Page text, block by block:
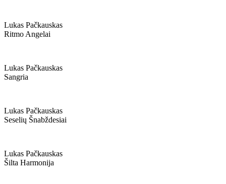
Lukas Pačkauskas
Ritmo Angelai
Lukas Pačkauskas
Sangria
Lukas Pačkauskas
Seselių Šnabždesiai
Lukas Pačkauskas
Šilta Harmonija